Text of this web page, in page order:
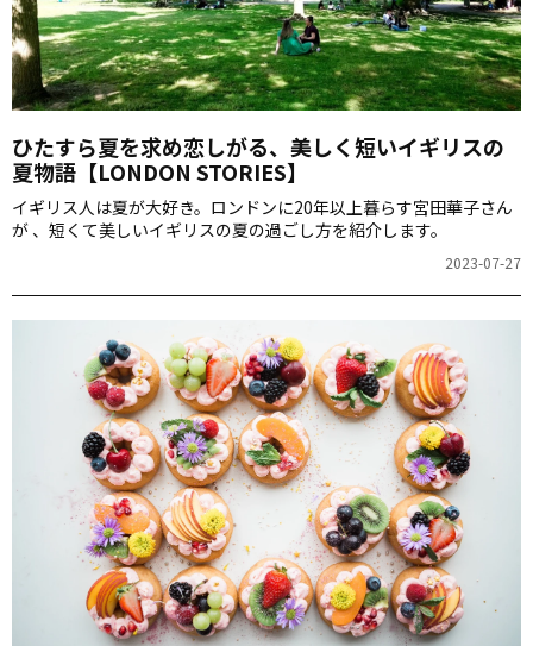
ひたすら夏を求め恋しがる、美しく短いイギリスの
夏物語【LONDON STORIES】
イギリス人は夏が大好き。ロンドンに20年以上暮らす宮田華子さん
が 、短くて美しいイギリスの夏の過ごし方を紹介します。
2023-07-27